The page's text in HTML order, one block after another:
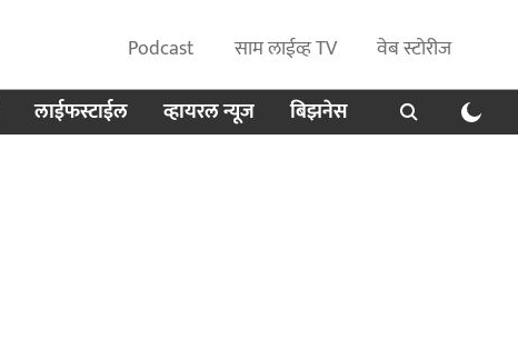
Podcast साम लाईव्ह TV
वेब स्टोरीज
लाईफस्टाईल व्हायरल न्यूज बिझनेस